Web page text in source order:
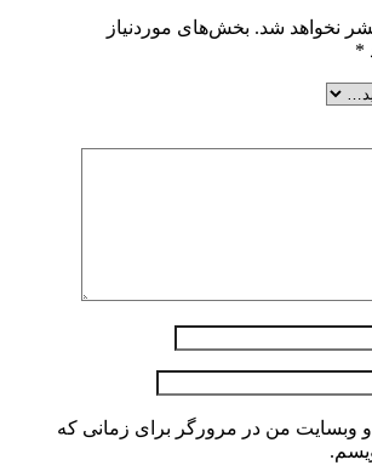
نخواهد شد. بخش‌های موردنیاز
*
و وبسایت من در مرورگر برای زمانی که